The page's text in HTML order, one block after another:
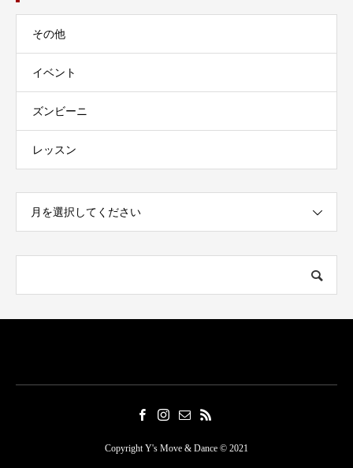
その他
イベント
ズンビーニ
レッスン
月を選択してください
Copyright Y's Move & Dance © 2021